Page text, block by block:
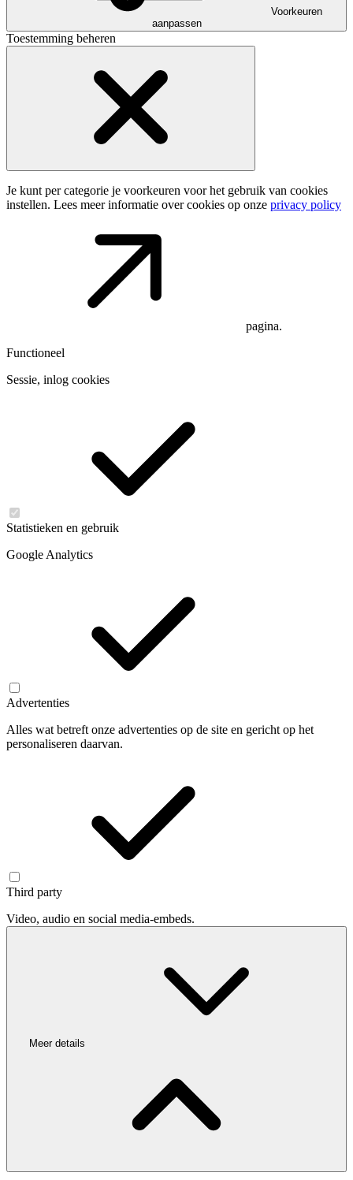
Voorkeuren
aanpassen
Toestemming beheren
Je kunt per categorie je voorkeuren voor het gebruik van cookies
instellen. Lees meer informatie over cookies op onze privacy policy
pagina.
Functioneel
Sessie, inlog cookies
Statistieken en gebruik
Google Analytics
Advertenties
Alles wat betreft onze advertenties op de site en gericht op het
personaliseren daarvan.
Third party
Video, audio en social media-embeds.
Meer details